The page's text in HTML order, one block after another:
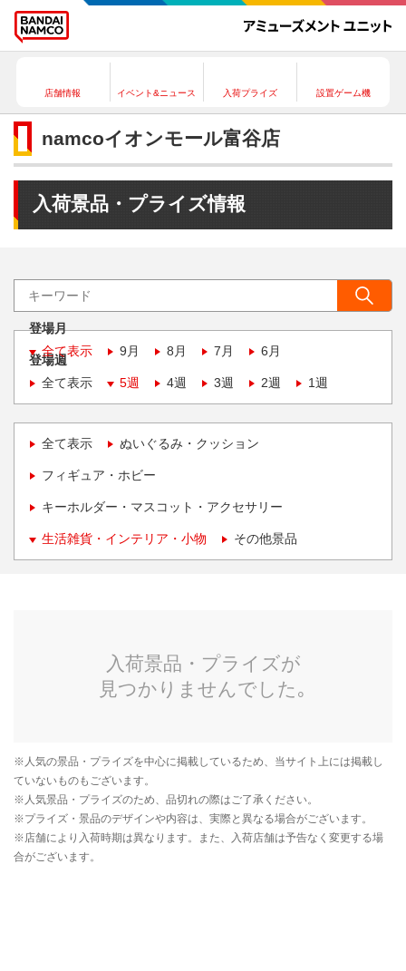
店舗情報 イベント&ニュース 入荷プライズ 設置ゲーム機
namcoイオンモール富谷店
入荷景品・プライズ情報
登場月
全て表示
9月 8月 7月 6月
登場週
全て表示
5週 4週 3週 2週 1週
全て表示 ぬいぐるみ・クッション
フィギュア・ホビー
キーホルダー・マスコット・アクセサリー
生活雑貨・インテリア・小物 その他景品